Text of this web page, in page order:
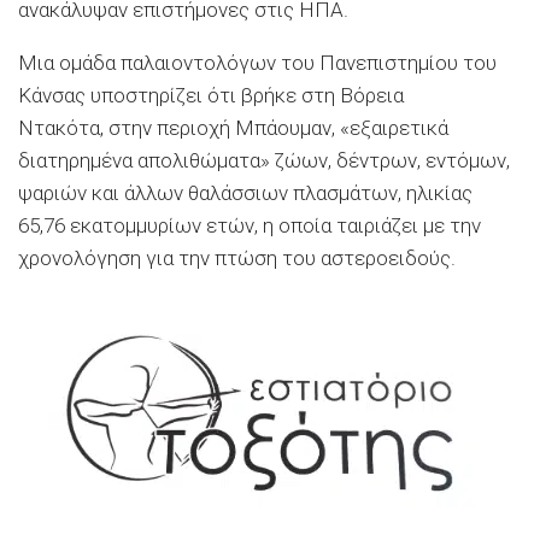
ανακάλυψαν επιστήμονες στις ΗΠΑ.
Μια ομάδα παλαιοντολόγων του Πανεπιστημίου του
Κάνσας υποστηρίζει ότι βρήκε στη Βόρεια
Ντακότα, στην περιοχή Μπάουμαν, «εξαιρετικά
διατηρημένα απολιθώματα» ζώων, δέντρων, εντόμων,
ψαριών και άλλων θαλάσσιων πλασμάτων, ηλικίας
65,76 εκατομμυρίων ετών, η οποία ταιριάζει με την
χρονολόγηση για την πτώση του αστεροειδούς.